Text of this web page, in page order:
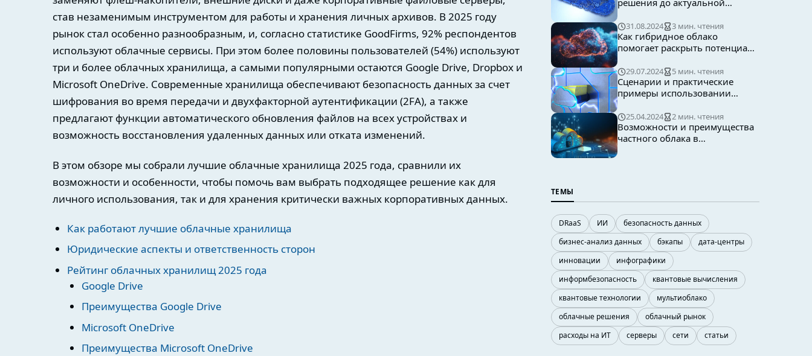
став незаменимым инструментом для работы и хранения личных архивов. В 2025 году
рынок стал особенно разнообразным, и, согласно статистике GoodFirms, 92% респондентов
используют облачные сервисы. При этом более половины пользователей (54%) используют
три и более облачных хранилища, а самыми популярными остаются Google Drive, Dropbox и
Microsoft OneDrive. Современные хранилища обеспечивают безопасность данных за счет
шифрования во время передачи и двухфакторной аутентификации (2FA), а также
предлагают функции автоматического обновления файлов на всех устройствах и
возможность восстановления удаленных данных или отката изменений.
В этом обзоре мы собрали лучшие облачные хранилища 2025 года, сравнили их
возможности и особенности, чтобы помочь вам выбрать подходящее решение как для
личного использования, так и для хранения критически важных корпоративных данных.
Как работают лучшие облачные хранилища
Юридические аспекты и ответственность сторон
Рейтинг облачных хранилищ 2025 года
Google Drive
Преимущества Google Drive
Microsoft OneDrive
Преимущества Microsoft OneDrive
Как гибридное облако
помогает раскрыть потенциал
интеллекта
31.08.2024 3 мин. чтения
Сценарии и практические
примеры использовании
29.07.2024 5 мин. чтения
Возможности и преимущества
частного облака в
25.04.2024 2 мин. чтения
ТЕМЫ
DRaaS ИИ
безопасность данных
бизнес-анализ данных
бэкапы
дата-центры
инновации
инфографики
информбезопасность
квантовые вычисления
квантовые технологии
мультиоблако
облачные решения
облачный рынок
расходы на ИТ
серверы сети статьи